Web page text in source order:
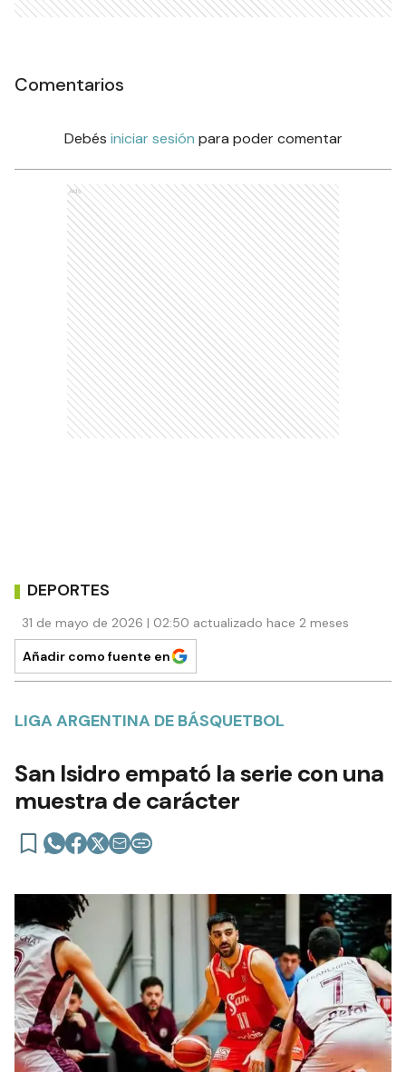
Comentarios
Debés iniciar sesión para poder comentar
Ads
DEPORTES
31 de mayo de 2026 | 02:50 actualizado hace 2 meses
Añadir como fuente en
LIGA ARGENTINA DE BÁSQUETBOL
San Isidro empató la serie con una
muestra de carácter